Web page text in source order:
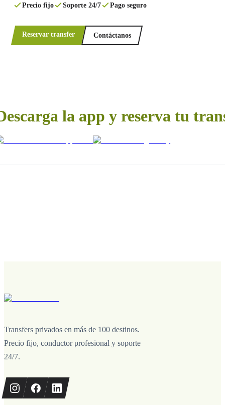
Precio fijo Soporte 24/7 Pago seguro
Reservar transfer Contáctanos
la app y reserva tu
Transfers privados en más de 100 destinos.
Precio fijo, conductor profesional y soporte
24/7.